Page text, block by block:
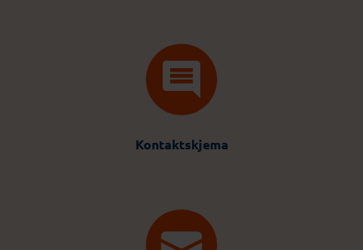
Kontaktskjema